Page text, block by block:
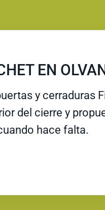
EN
y cerraduras
del cierre y
hace falta.